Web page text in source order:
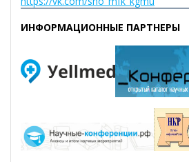
ИНФОРМАЦИОННЫЕ ПАРТНЕРЫ